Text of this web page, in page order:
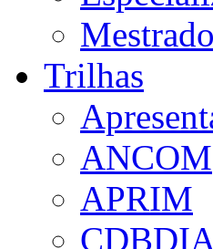
Trilhas
ANCOM
APRIM
CDBDIA